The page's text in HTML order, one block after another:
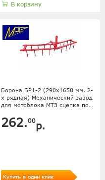
В корзину
Борона БР1-2 (290х1650 мм, 2-
х рядная) Механический завод
для мотоблока МТЗ сцепка под
262.00р.
Купить в один клик